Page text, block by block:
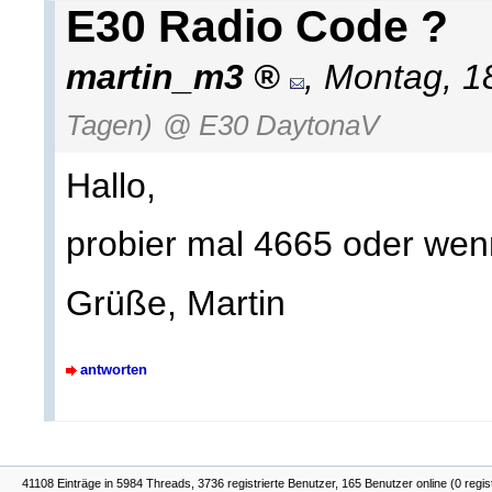
E30 Radio Code ?
martin_m3 , Montag,
Tagen) @ E30 DaytonaV
Hallo,
probier mal 4665 oder
Grüße, Martin
antworten
41108 Einträge in 5984 Threads, 3736 registrierte Benutzer, 165 Benutzer online (0